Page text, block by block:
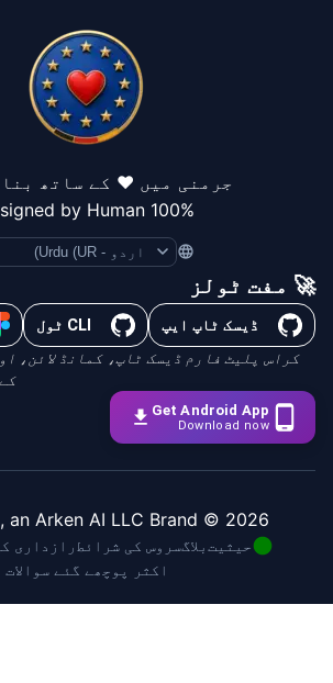
جرمنی میں ❤️ کے ساتھ
100% designed by Human
Language
🚀 مفت ٹولز
ڈیسک ٹاپ ایپ CLI ٹول
کراس پلیٹ فارم ڈیسک ٹاپ، کمانڈ لائن،
کے
Get Android App
Download now
2026
© rembg.com, an Arken AI LLC Brand
حیثیت بلاگ سروس کی شرائط رازداری کی
اکثر پوچھے گئے سوالات